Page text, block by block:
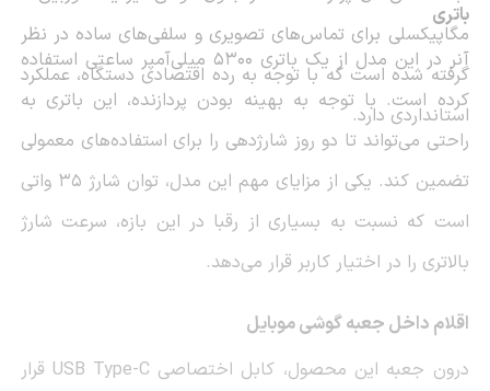
مگاپیکسلی برای تماس‌های تصویری و سلفی‌های ساده در نظر
گرفته شده است که با توجه به رده اقتصادی دستگاه، عملکرد
استانداردی دارد.
باتری
آنر در این مدل از یک باتری ۵۳۰۰ میلی‌آمپر ساعتی استفاده
کرده است. با توجه به بهینه بودن پردازنده، این باتری به
راحتی می‌تواند تا دو روز شارژدهی را برای استفاده‌های معمولی
تضمین کند. یکی از مزایای مهم این مدل، توان شارژ ۳۵ واتی
است که نسبت به بسیاری از رقبا در این بازه، سرعت شارژ
بالاتری را در اختیار کاربر قرار می‌دهد.
اقلام داخل جعبه گوشی موبایل
درون جعبه این محصول، کابل اختصاصیUSB Type-C قرار